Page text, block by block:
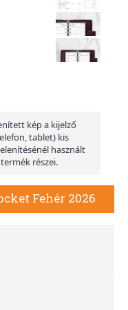
kép a kijelző
tablet) kis
használt
részei.
Fehér 2026